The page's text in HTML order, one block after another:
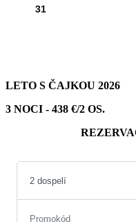
LETO S ČAJKOU 2026
3 NOCI - 438 €/2 OS.